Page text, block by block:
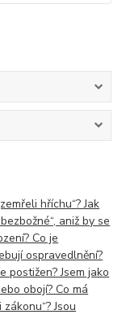
hříchu“? Jak
aniž by se
Co je
ospravedlnění?
postižen? Jsem jako
obojí? Co má
Jsou